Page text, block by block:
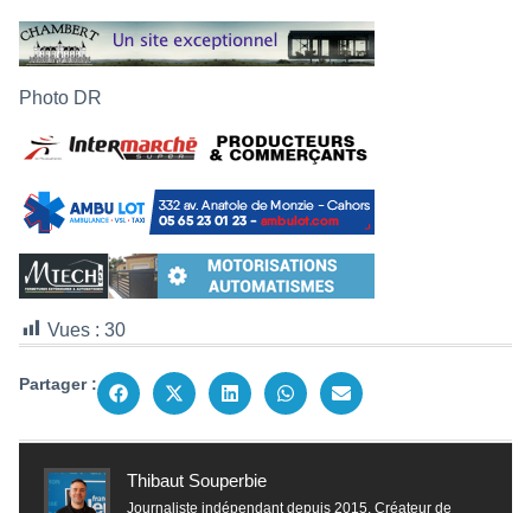
Photo DR
Vues : 30
Partager :
Thibaut Souperbie
Journaliste indépendant depuis 2015. Créateur de